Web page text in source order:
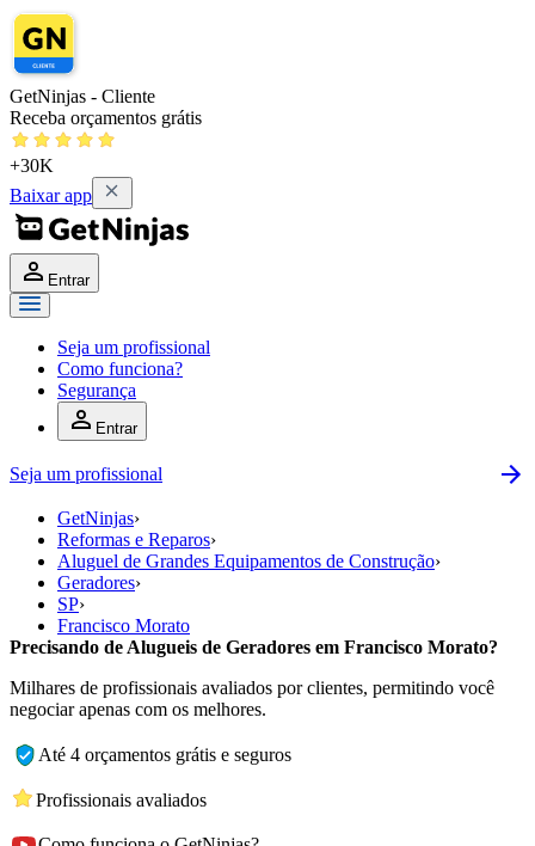
GetNinjas - Cliente
Receba orçamentos grátis
+30K
Baixar app
Entrar
Seja um profissional
Como funciona?
Segurança
Entrar
Seja um profissional
GetNinjas›
Reformas e Reparos›
Aluguel de Grandes Equipamentos de Construção›
Geradores›
SP›
Francisco Morato
Precisando de Alugueis de Geradores em Francisco Morato?
Milhares de profissionais avaliados por clientes, permitindo você
negociar apenas com os melhores.
Até 4 orçamentos grátis e seguros
Profissionais avaliados